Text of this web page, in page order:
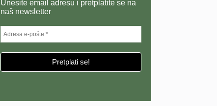
Unesite email adresu i pretplatite se na
naš newsletter